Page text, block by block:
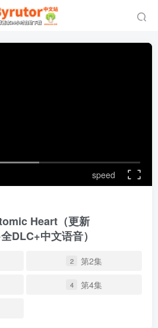
speed
Heart（更新
DLC+中文语音）
2 第2集
4 第4集